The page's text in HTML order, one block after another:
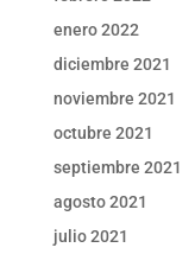
enero 2022
diciembre 2021
noviembre 2021
octubre 2021
septiembre 2021
agosto 2021
julio 2021